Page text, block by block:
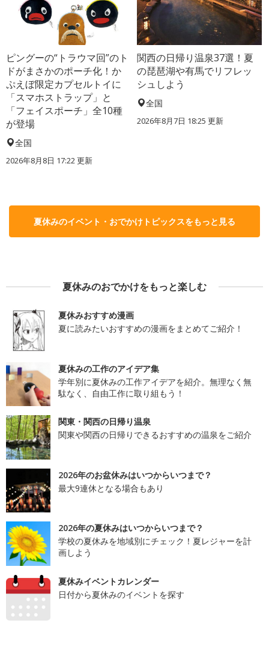
ピングーの“トラウマ回”のト
ドがまさかのポーチ化！か
ぷえぼ限定カプセルトイに
「スマホストラップ」と
「フェイスポーチ」全10種
が登場
全国
2026年8月8日 17:22更新
関西の日帰り温泉37選！夏
の琵琶湖や有馬でリフレッ
シュしよう
全国
2026年8月7日 18:25 更新
夏休みのイベント・おでかけトピックスをもっと見る
夏休みのおでかけをもっと楽しむ
夏休みおすすめ漫画
夏に読みたいおすすめの漫画をまとめてご紹介！
夏休みの工作のアイデア集
学年別に夏休みの工作アイデアを紹介。無理なく無
駄なく、自由工作に取り組もう！
関東・関西の日帰り温泉
関東や関西の日帰りできるおすすめの温泉をご紹介
2026年のお盆休みはいつからいつまで？
最大9連休となる場合もあり
2026年の夏休みはいつからいつまで？
学校の夏休みを地域別にチェック！夏レジャーを計
画しよう
夏休みイベントカレンダー
日付から夏休みのイベントを探す